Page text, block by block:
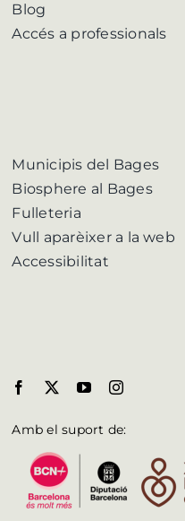
Blog
Accés a professionals
Municipis del Bages
Biosphere al Bages
Fulleteria
Vull aparèixer a la web
Accessibilitat
Amb el suport de: